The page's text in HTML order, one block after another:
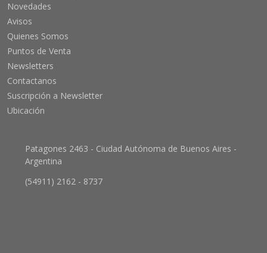
Novedades
Avisos
Quienes Somos
Puntos de Venta
Newsletters
Contactanos
Suscripción a Newsletter
Ubicación
Patagones 2463 - Ciudad Autónoma de Buenos Aires -
Argentina
(54911) 2162 - 8737